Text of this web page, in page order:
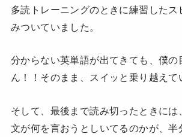
多読トレーニングのときに練習したス
みついていました。
分からない英単語が出てきても、僕の
ん！！そのまま、スイッと乗り越えて
そして、最後まで読み切ったときには
文が何を言おうとしいてるのかが、半